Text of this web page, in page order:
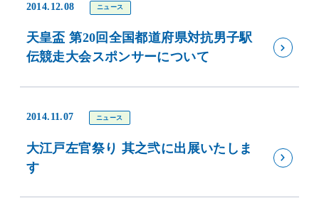
2014.12.08 ニュース
天皇盃 第20回全国都道府県対抗男子駅
伝競走大会スポンサーについて
2014.11.07 ニュース
大江戸左官祭り 其之弐に出展いたしま
す